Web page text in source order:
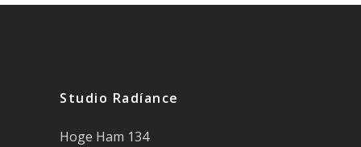
Studio Radíance
Hoge Ham 134